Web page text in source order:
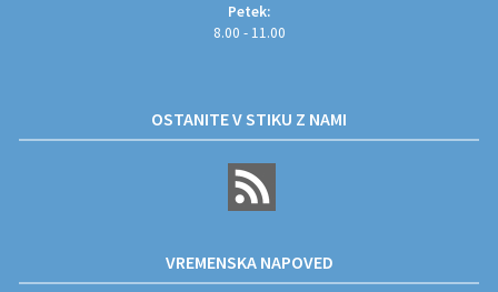
Petek:
8.00 - 11.00
OSTANITE V STIKU Z NAMI
VREMENSKA NAPOVED